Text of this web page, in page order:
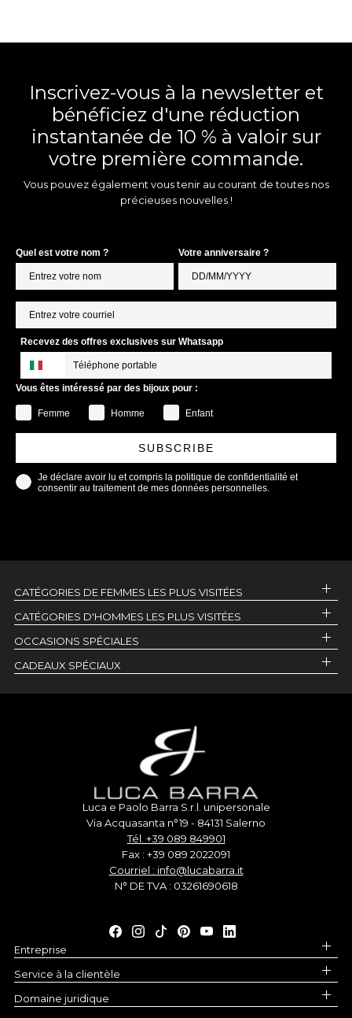
Inscrivez-vous à la newsletter et
bénéficiez d'une réduction
instantanée de 10 % à valoir sur
votre première commande.
Vous pouvez également vous tenir au courant de toutes nos
précieuses nouvelles !
Quel est votre nom ? Votre anniversaire ?
Recevez des offres exclusives sur Whatsapp
Vous êtes intéressé par des bijoux pour :
Femme Homme Enfant
SUBSCRIBE
Je déclare avoir lu et compris la politique de confidentialité et
consentir au traitement de mes données personnelles.
CATÉGORIES DE FEMMES LES PLUS VISITÉES
CATÉGORIES D'HOMMES LES PLUS VISITÉES
OCCASIONS SPÉCIALES
CADEAUX SPÉCIAUX
Luca e Paolo Barra S.r.l. unipersonale
Via Acquasanta n°19 - 84131 Salerno
Tél. +39 089 849901
Fax : +39 089 2022091
Courriel : info@lucabarra.it
N° DE TVA : 03261690618
Entreprise
Service à la clientèle
Domaine juridique